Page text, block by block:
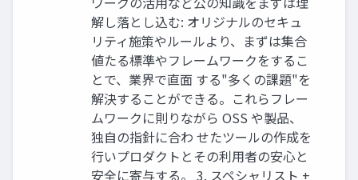
解し落とし込む: オリジナルのセキュ
リティ施策やルールより、まずは集合
値たる標準やフレームワークをするこ
とで、業界で直面 する"多くの課題"を
解決することができる。これらフレー
ムワークに則りながら OSS や製品、
独自の指針に合わ せたツールの作成を
行いプロダクトとその利用者の安心と
安全に寄与する。 3. スペシャリスト +